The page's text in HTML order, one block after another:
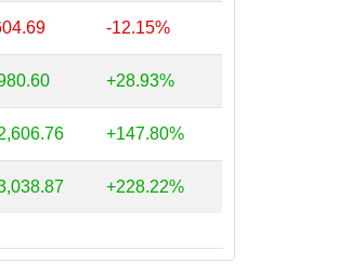
-12.15%
+28.93%
+147.80%
+228.22%